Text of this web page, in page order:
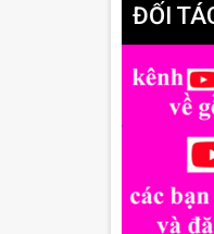
ĐỐI